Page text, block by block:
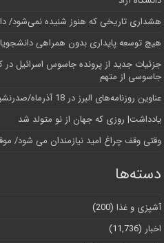
هشداری تاریخی که هنوز شنیده نمی‌شود/
هیچ توسعه پایداری بدون همراهی
جزئیات جدید از پرونده جاسوس اسرائیل
جاسوسی از متهم
عناوین روزنامه‌های البرز در ‌18 آذرماه/صدرنشینی در ارائه خدمات زایمان بی‌درد
یادداشت| روزی که جهان از نو متولد شد
وقتی وقف چراغ امید نیازمندان می شود/
دسته‌ها
آشپزی و غذا (200)
اخبار (11,736)